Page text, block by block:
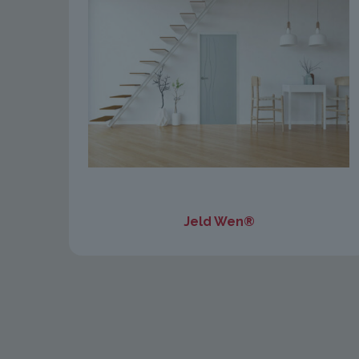
Jeld Wen®